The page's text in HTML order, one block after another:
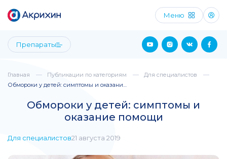
Меню
Препараты
Главная Публикации по категориям
Для специалистов
Обмороки у детей: симптомы и оказание по...
Обмороки у детей: симптомы и
оказание помощи
Для специалистов21 августа 2019